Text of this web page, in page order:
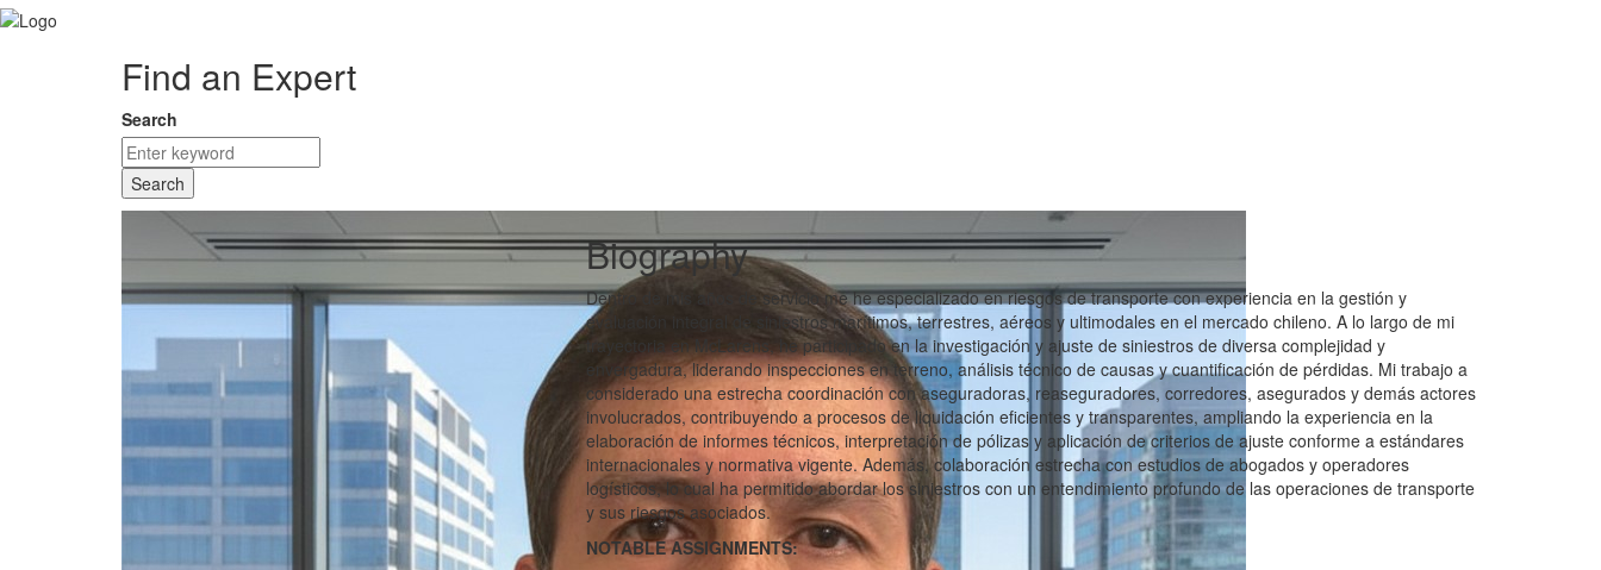
Find an Expert
Search
Search
Biography
Dentro de mis años de servicio me he especializado en riesgos de transporte con experiencia en la gestión y
evaluación integral de siniestros marítimos, terrestres, aéreos y ultimodales en el mercado chileno. A lo largo de mi
trayectoria en McLarens, he participado en la investigación y ajuste de siniestros de diversa complejidad y
envergadura, liderando inspecciones en terreno, análisis técnico de causas y cuantificación de pérdidas. Mi trabajo a
considerado una estrecha coordinación con aseguradoras, reaseguradores, corredores, asegurados y demás actores
involucrados, contribuyendo a procesos de liquidación eficientes y transparentes, ampliando la experiencia en la
elaboración de informes técnicos, interpretación de pólizas y aplicación de criterios de ajuste conforme a estándares
internacionales y normativa vigente. Además, colaboración estrecha con estudios de abogados y operadores
logísticos, lo cual ha permitido abordar los siniestros con un entendimiento profundo de las operaciones de transporte
y sus riesgos asociados.
NOTABLE ASSIGNMENTS: